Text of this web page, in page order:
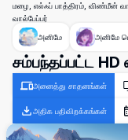
மழை, எல்ஃப் பாத்திரம், விண்மீன்
வால்பேப்பர்
அனிமே
அனிமே
சம்பந்தப்பட்ட HD
அனைத்து சாதனங்கள்
அதிக பதிவிறக்கங்கள்